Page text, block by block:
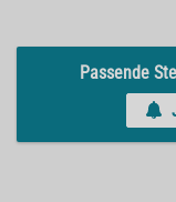
Passende